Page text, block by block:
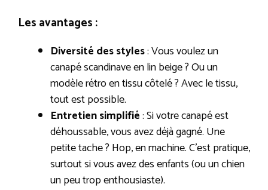
Les avantages :
Diversité des styles: Vous voulez un
canapé scandinave en lin beige ? Ou un
modèle rétro en tissu côtelé ? Avec le tissu,
tout est possible.
Entretien simplifié: Si votre canapé est
déhoussable, vous avez déjà gagné. Une
petite tache ? Hop, en machine. C’est pratique,
surtout si vous avez des enfants (ou un chien
un peu trop enthousiaste).